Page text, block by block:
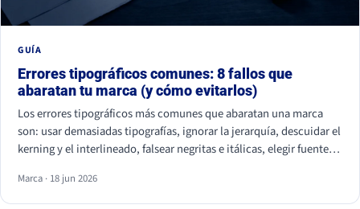
GUÍA
Errores tipográficos comunes: 8 fallos que
abaratan tu marca (y cómo evitarlos)
Los errores tipográficos más comunes que abaratan una marca
son: usar demasiadas tipografías, ignorar la jerarquía, descuidar el
kerning y el interlineado, falsear negritas e itálicas, elegir fuentes
licencia y ser idéntico a la competencia. Casi ninguno se nota de
uno en uno, pero juntos hacen que tu marca parezca improvisada.
Marca · 18 jun 2026